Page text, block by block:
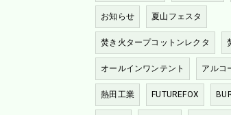
お知らせ 夏山フェスタ
焚き火タープコットンレクタ
オールインワンテント アルコ
熱田工業 FUTUREFOX